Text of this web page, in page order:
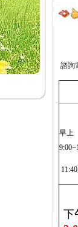
諮詢
早上
下